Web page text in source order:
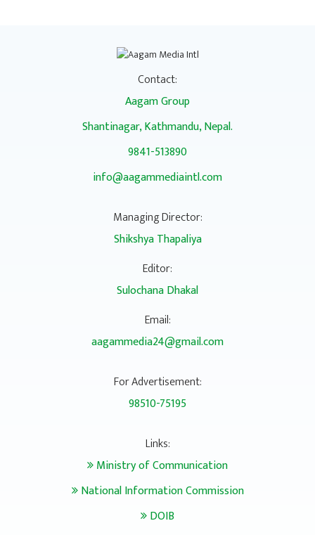
Contact:
Aagam Group
Shantinagar, Kathmandu, Nepal.
9841-513890
info@aagammediaintl.com
Managing Director:
Shikshya Thapaliya
Editor:
Sulochana Dhakal
Email:
aagammedia24@gmail.com
For Advertisement:
98510-75195
Links:
Ministry of Communication
National Information Commission
DOIB